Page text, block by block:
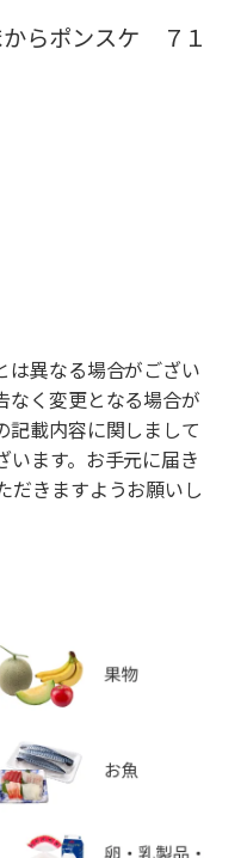
らポンスケ ７１
は異なる場合がござい
なく変更となる場合が
記載内容に関しまして
います。お手元に届き
だきますようお願いし